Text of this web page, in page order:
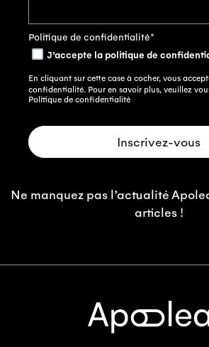
Politique de confidentialité*
J’accepte la politique de
En cliquant sur cette case à cocher, vous
confidentialité. Pour en savoir plus, veuillez
Politique de confidentialité
Ne manquez pas l’actualité
articles !